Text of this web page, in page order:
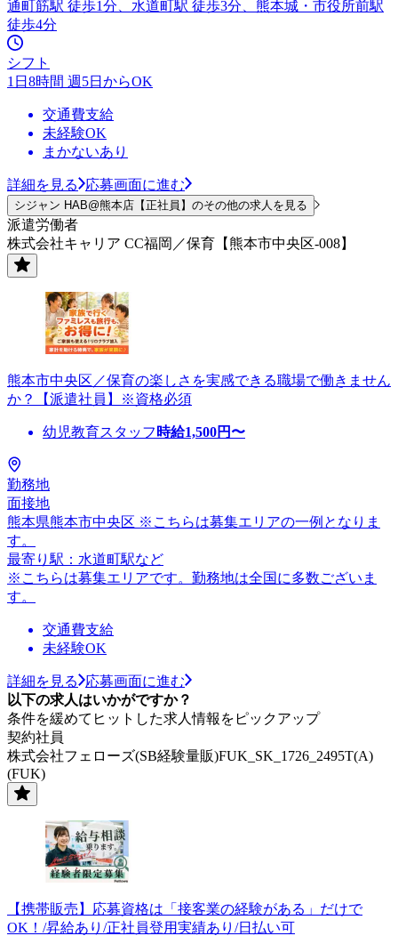
通町筋駅 徒歩1分、水道町駅 徒歩3分、熊本城・市役所前駅
徒歩4分
シフト
1日8時間 週5日からOK
交通費支給
未経験OK
まかないあり
詳細を見る 応募画面に進む
シジャン HAB@熊本店【正社員】のその他の求人を見る
派遣労働者
株式会社キャリア CC福岡／保育【熊本市中央区-008】
熊本市中央区／保育の楽しさを実感できる職場で働きません
か？【派遣社員】※資格必須
幼児教育スタッフ 時給1,500円〜
勤務地
面接地
熊本県熊本市中央区 ※こちらは募集エリアの一例となりま
す。
最寄り駅：水道町駅など
※こちらは募集エリアです。勤務地は全国に多数ございま
す。
交通費支給
未経験OK
詳細を見る
応募画面に進む
以下の求人はいかがですか？
条件を緩めてヒットした求人情報をピックアップ
契約社員
株式会社フェローズ(SB経験量販)FUK_SK_1726_2495T(A)
(FUK)
【携帯販売】応募資格は「接客業の経験がある」だけで
OK！/昇給あり/正社員登用実績あり/日払い可